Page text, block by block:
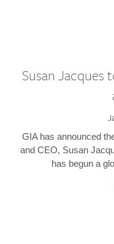
Susan Jacques
GIA has announced
and CEO, Susan
has begun a